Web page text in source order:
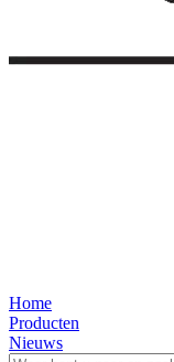
Home
Producten
Nieuws